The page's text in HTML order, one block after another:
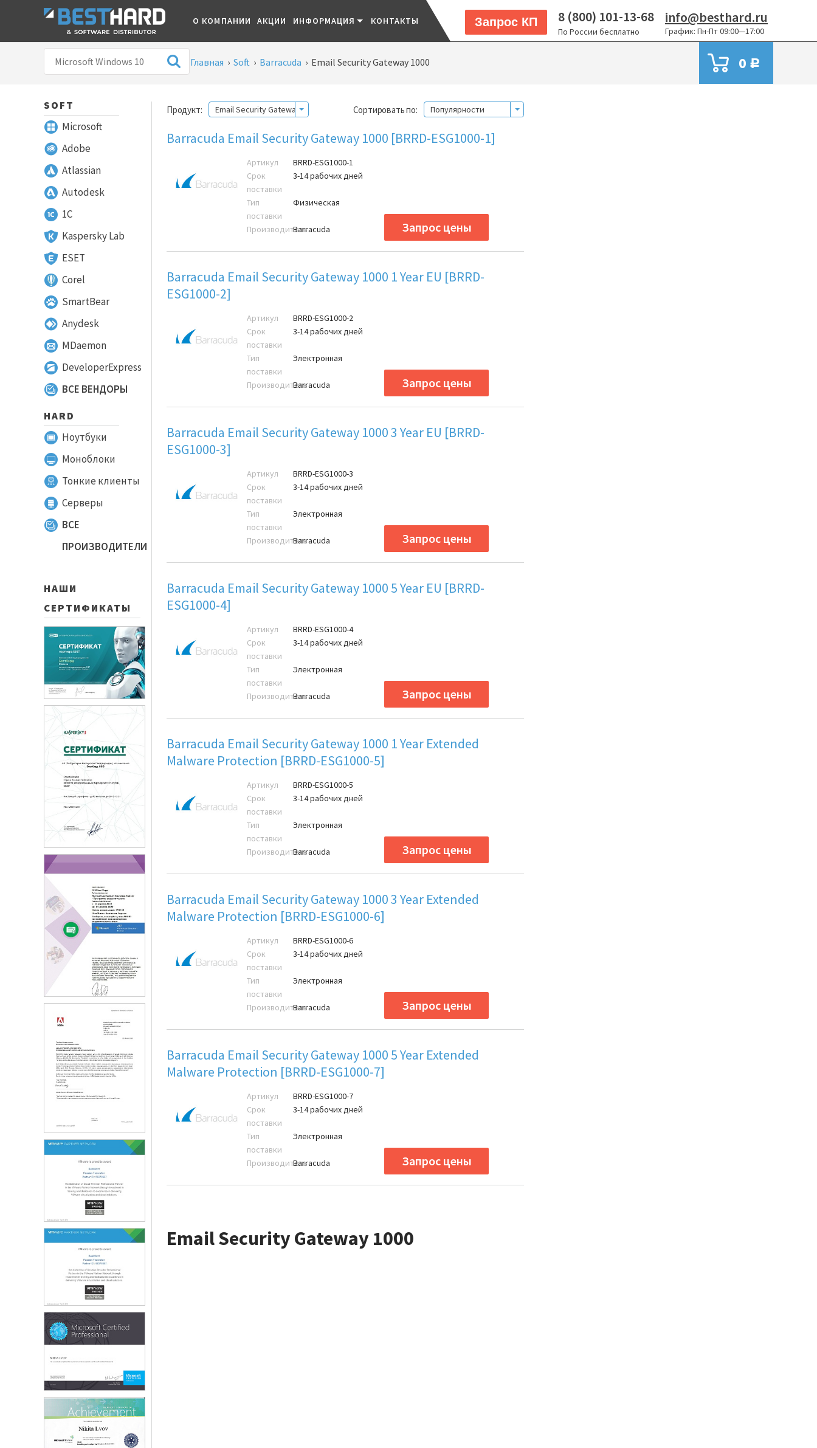
О КОМПАНИИ АКЦИИ ИНФОРМАЦИЯ КОНТАКТЫ Запрос КП 8 (800) 101-13-68
По России бесплатно
info@besthard.ru
График: Пн-Пт 09:00—17:00
Главная › Soft › Barracuda › Email Security Gateway 1000 0 Р
SOFT
Microsoft
Adobe
Atlassian
Autodesk
1С
Kaspersky Lab
ESET
Corel
SmartBear
Anydesk
MDaemon
DeveloperExpress
ВСЕ ВЕНДОРЫ
HARD
Ноутбуки
Моноблоки
Тонкие клиенты
Серверы
ВСЕ
ПРОИЗВОДИТЕЛИ
НАШИ
СЕРТИФИКАТЫ
Продукт: Email Security Gateway 1000 Сортировать по: Популярности
Barracuda Email Security Gateway 1000 [BRRD-ESG1000-1]
Артикул
BRRD-ESG1000-1
Срок
поставки
3-14 рабочих дней
Тип
поставки
Физическая
ПроизводительBarracuda
Barracuda Email Security Gateway 1000 1 Year EU [BRRD-
ESG1000-2]
Артикул
BRRD-ESG1000-2
Срок
поставки
3-14 рабочих дней
Тип
поставки
Электронная
ПроизводительBarracuda
Barracuda Email Security Gateway 1000 3 Year EU [BRRD-
ESG1000-3]
Артикул
BRRD-ESG1000-3
Срок
поставки
3-14 рабочих дней
Тип
поставки
Электронная
ПроизводительBarracuda
Barracuda Email Security Gateway 1000 5 Year EU [BRRD-
ESG1000-4]
Артикул
BRRD-ESG1000-4
Срок
поставки
3-14 рабочих дней
Тип
поставки
Электронная
ПроизводительBarracuda
Barracuda Email Security Gateway 1000 1 Year Extended
Malware Protection [BRRD-ESG1000-5]
Артикул
BRRD-ESG1000-5
Срок
поставки
3-14 рабочих дней
Тип
поставки
Электронная
ПроизводительBarracuda
Barracuda Email Security Gateway 1000 3 Year Extended
Malware Protection [BRRD-ESG1000-6]
Артикул
BRRD-ESG1000-6
Срок
поставки
3-14 рабочих дней
Тип
поставки
Электронная
ПроизводительBarracuda
Barracuda Email Security Gateway 1000 5 Year Extended
Malware Protection [BRRD-ESG1000-7]
Артикул
BRRD-ESG1000-7
Срок
поставки
3-14 рабочих дней
Тип
поставки
Электронная
ПроизводительBarracuda
Email Security Gateway 1000